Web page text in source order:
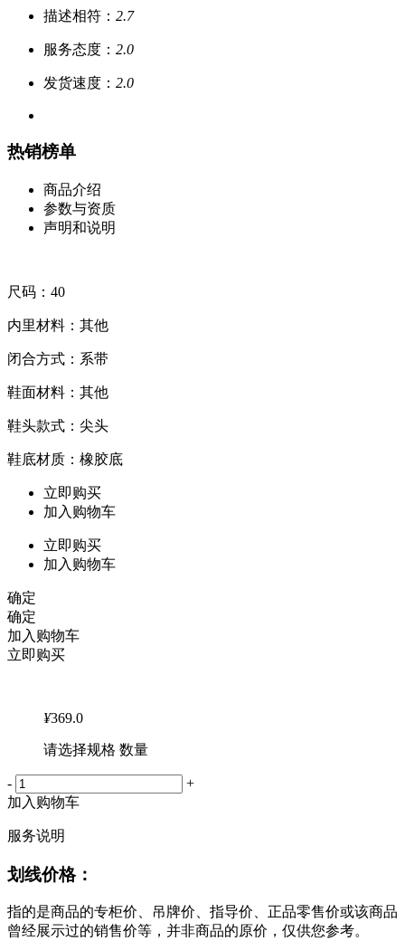
描述相符： 2.7
服务态度： 2.0
发货速度： 2.0
热销榜单
商品介绍
参数与资质
声明和说明
尺码：40
内里材料：其他
闭合方式：系带
鞋面材料：其他
鞋头款式：尖头
鞋底材质：橡胶底
立即购买
加入购物车
立即购买
加入购物车
确定
确定
加入购物车
立即购买
¥369.0
请选择规格 数量
-
+
加入购物车
服务说明
划线价格：
指的是商品的专柜价、吊牌价、指导价、正品零售价或该商品
曾经展示过的销售价等，并非商品的原价，仅供您参考。